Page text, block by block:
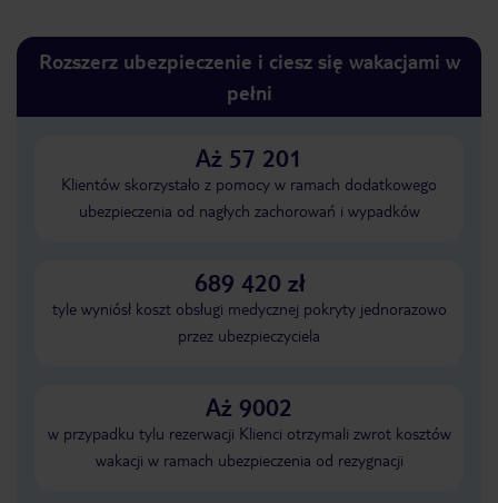
Rozszerz ubezpieczenie i ciesz się wakacjami w
pełni
Aż 57 201
Klientów skorzystało z pomocy w ramach dodatkowego
ubezpieczenia od nagłych zachorowań i wypadków
689 420 zł
tyle wyniósł koszt obsługi medycznej pokryty jednorazowo
przez ubezpieczyciela
Aż 9002
w przypadku tylu rezerwacji Klienci otrzymali zwrot kosztów
wakacji w ramach ubezpieczenia od rezygnacji